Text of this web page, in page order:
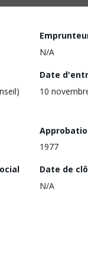
N/A
Date
10
1977
Date de
N/A